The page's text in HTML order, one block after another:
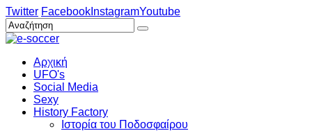
Twitter Facebook InstagramYoutube
Αρχική
UFO's
Social Media
Sexy
History Factory
Ιστορία του Ποδοσφαίρου